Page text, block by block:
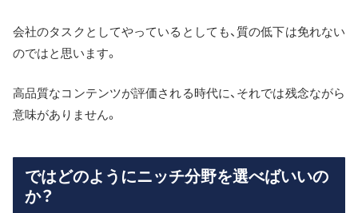
会社のタスクとしてやっているとしても、質の低下は免れない
のではと思います。
高品質なコンテンツが評価される時代に、それでは残念ながら
意味がありません。
ではどのようにニッチ分野を選べばいいの
か？